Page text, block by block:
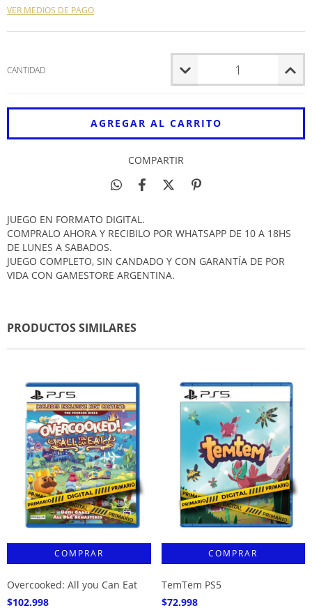
VER MEDIOS DE PAGO
CANTIDAD
COMPARTIR
JUEGO EN FORMATO DIGITAL.
COMPRALO AHORA Y RECIBILO POR WHATSAPP DE 10 A 18HS
DE LUNES A SABADOS.
JUEGO COMPLETO, SIN CANDADO Y CON GARANTÍA DE POR
VIDA CON GAMESTORE ARGENTINA.
PRODUCTOS SIMILARES
Overcooked: All you Can Eat
$102.998
TemTem PS5
$72.998